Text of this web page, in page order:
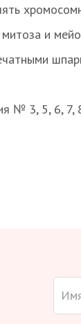
и
№ 3, 5, 6, 7,